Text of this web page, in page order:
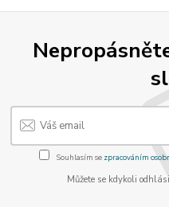
Souhlasím se zpracováním
Můžete se kdykoli